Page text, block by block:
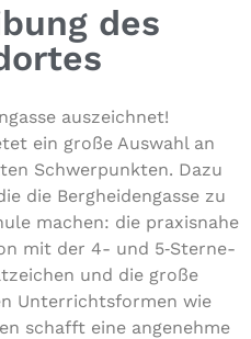
des
auszeichnet!
ein große Auswahl an
Schwer­punk­ten. Dazu
die Berg­hei­den­gas­se zu
machen: die pra­xis­na­he
mit der 4- und 5‑Sterne-
und die große
Unter­richts­for­men wie
schafft eine angenehme